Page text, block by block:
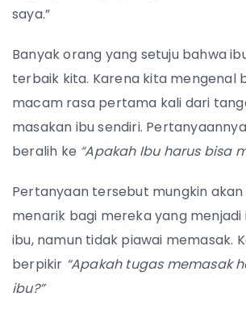
saya.”
Banyak orang yang setuju bahwa
terbaik kita. Karena kita mengenal
macam rasa pertama kali dari
masakan ibu sendiri.
beralih ke “Apakah Ibu harus bisa
Pertanyaan tersebut mungkin
menarik bagi mereka yang
ibu, namun tidak piawai memasak.
berpikir “Apakah tugas memasak
ibu?”